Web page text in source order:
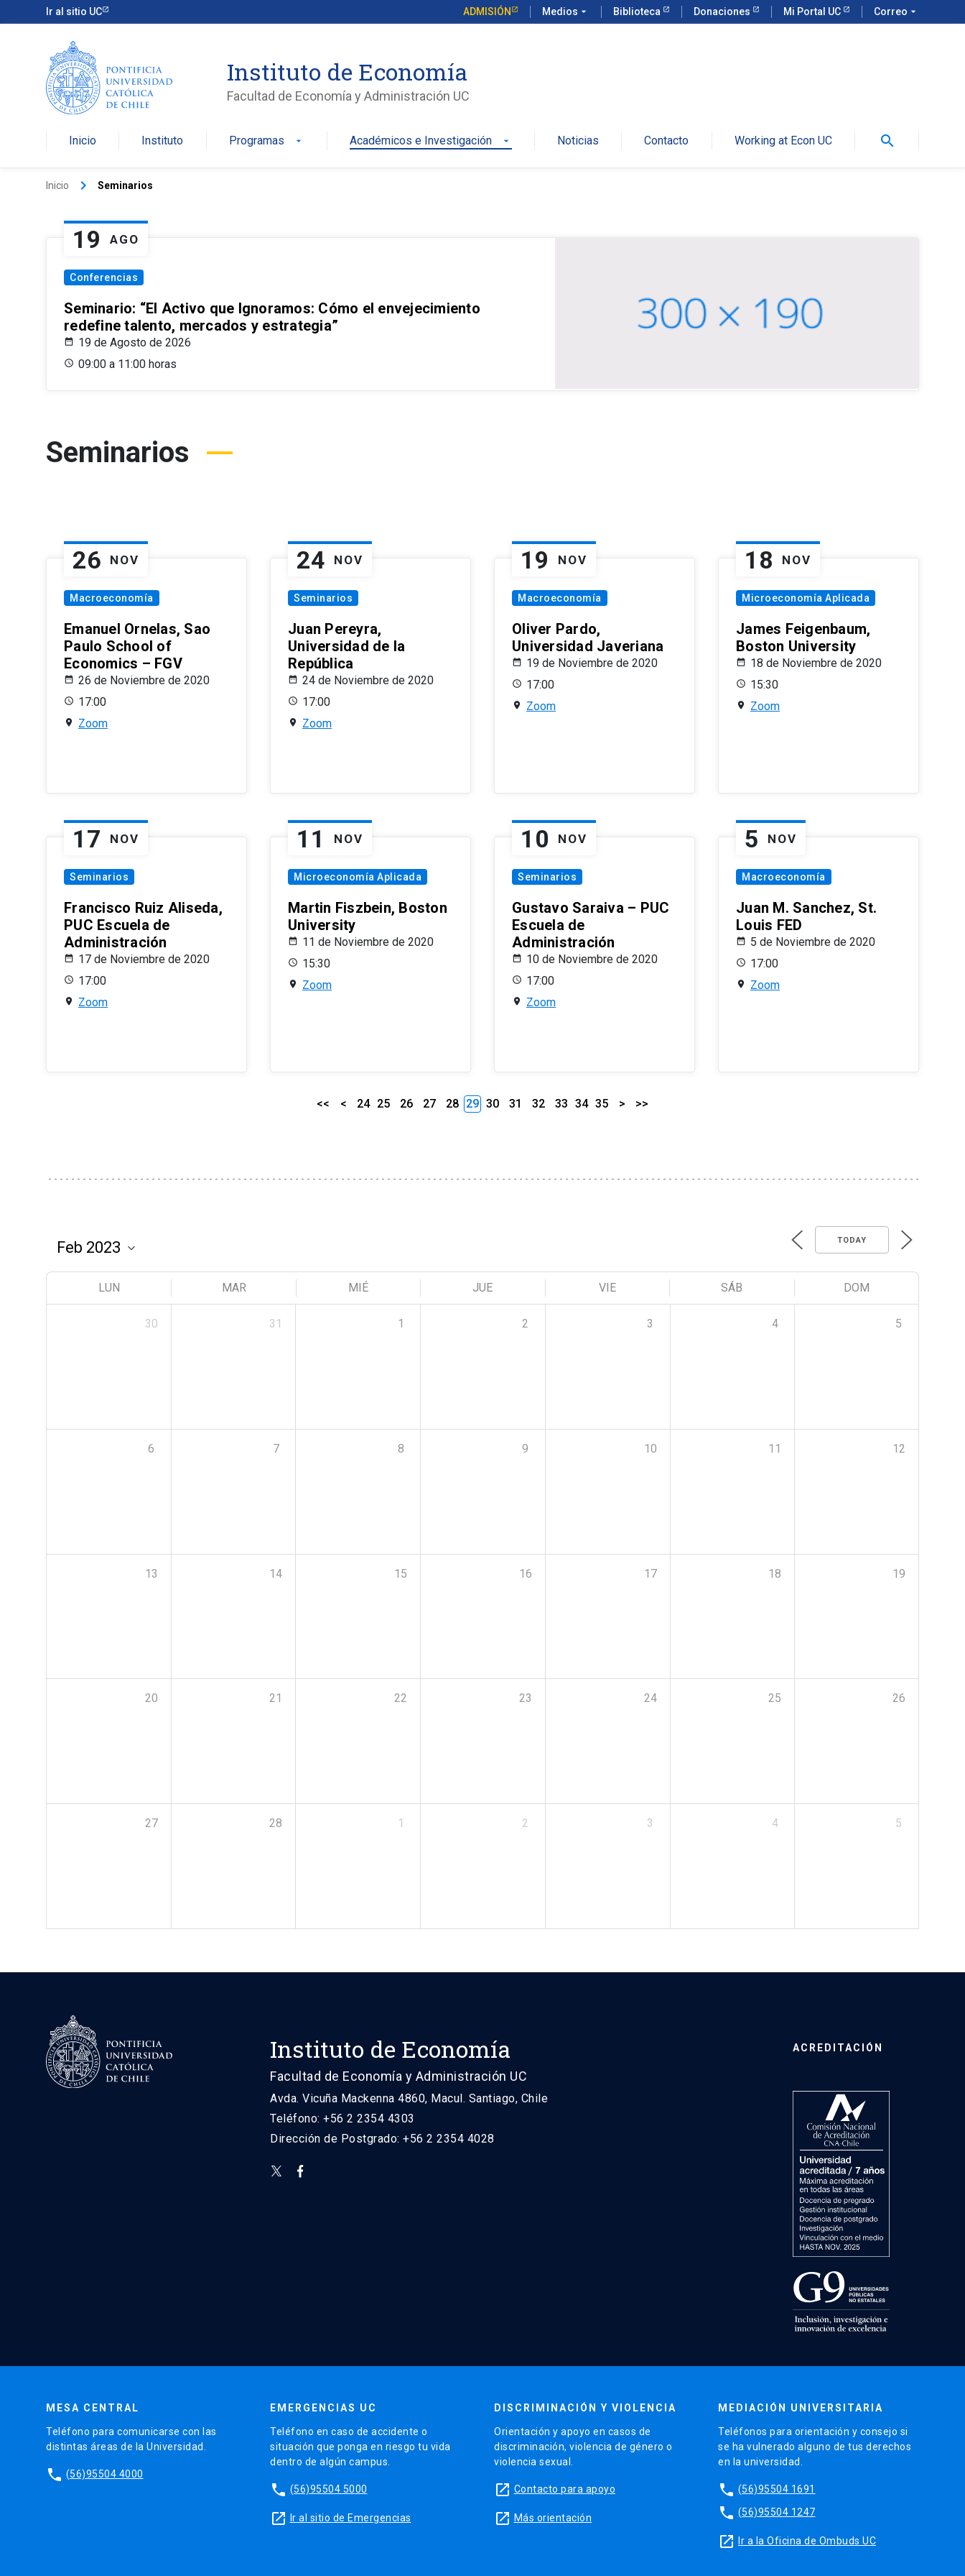
Ir al sitio UC ADMISIÓN Medios arrow_drop_down Biblioteca Donaciones Mi Portal UC Correo arrow_drop_down
Instituto de Economía
Facultad de Economía y Administración UC
Inicio Instituto Programas arrow_drop_down Académicos e Investigación arrow_drop_down Noticias Contacto Working at Econ UC search
Inicio keyboard_arrow_right Seminarios
19 AGO
Conferencias
Seminario: “El Activo que Ignoramos: Cómo el envejecimiento
redefine talento, mercados y estrategia”
19 de Agosto de 2026
09:00 a 11:00 horas
Seminarios
26 NOV
Macroeconomía
Emanuel Ornelas, Sao
Paulo School of
Economics – FGV
26 de Noviembre de 2020
17:00
Zoom
24 NOV
Seminarios
Juan Pereyra,
Universidad de la
República
24 de Noviembre de 2020
17:00
Zoom
19 NOV
Macroeconomía
Oliver Pardo,
Universidad Javeriana
19 de Noviembre de 2020
17:00
Zoom
18 NOV
Microeconomía Aplicada
James Feigenbaum,
Boston University
18 de Noviembre de 2020
15:30
Zoom
17 NOV
Seminarios
Francisco Ruiz Aliseda,
PUC Escuela de
Administración
17 de Noviembre de 2020
17:00
Zoom
11 NOV
Microeconomía Aplicada
Martin Fiszbein, Boston
University
11 de Noviembre de 2020
15:30
Zoom
10 NOV
Seminarios
Gustavo Saraiva – PUC
Escuela de
Administración
10 de Noviembre de 2020
17:00
Zoom
5 NOV
Macroeconomía
Juan M. Sanchez, St.
Louis FED
5 de Noviembre de 2020
17:00
Zoom
<< < 24 25 26 27 28 29 30 31 32 33 34 35 > >>
TODAY
LUN MAR MIÉ JUE VIE SÁB DOM
30 31 1 2 3 4 5
6 7 8 9 10 11 12
13 14 15 16 17 18 19
20 21 22 23 24 25 26
27 28 1 2 3 4 5
Instituto de Economía
Facultad de Economía y Administración UC
Avda. Vicuña Mackenna 4860, Macul. Santiago, Chile
Teléfono: +56 2 2354 4303
Dirección de Postgrado: +56 2 2354 4028
ACREDITACIÓN
MESA CENTRAL
Teléfono para comunicarse con las
distintas áreas de la Universidad.
phone (56)95504 4000
EMERGENCIAS UC
Teléfono en caso de accidente o
situación que ponga en riesgo tu vida
dentro de algún campus.
phone (56)95504 5000
launch Ir al sitio de Emergencias
DISCRIMINACIÓN Y VIOLENCIA
Orientación y apoyo en casos de
discriminación, violencia de género o
violencia sexual.
launch Contacto para apoyo
launch Más orientación
MEDIACIÓN UNIVERSITARIA
Teléfonos para orientación y consejo si
se ha vulnerado alguno de tus derechos
en la universidad.
phone (56)95504 1691
phone (56)95504 1247
launch Ir a la Oficina de Ombuds UC